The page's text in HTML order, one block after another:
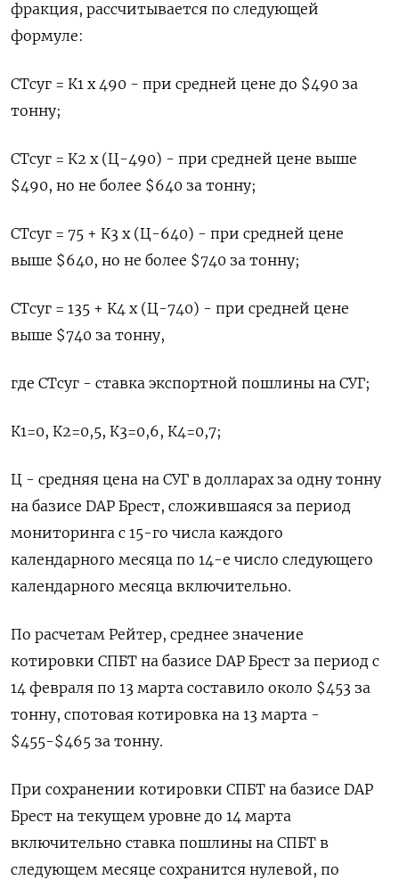
фракция, рассчитывается по следующей
формуле:
СТсуг = К1 x 490 - при средней цене до $490 за
тонну;
СТсуг = К2 x (Ц-490) - при средней цене выше
$490, но не более $640 за тонну;
СТсуг = 75 + К3 x (Ц-640) - при средней цене
выше $640, но не более $740 за тонну;
СТсуг = 135 + К4 x (Ц-740) - при средней цене
выше $740 за тонну,
где СТсуг - ставка экспортной пошлины на СУГ;
К1=0, К2=0,5, К3=0,6, К4=0,7;
Ц - средняя цена на СУГ в долларах за одну тонну
на базисе DAP Брест, сложившаяся за период
мониторинга с 15-го числа каждого
календарного месяца по 14-е число следующего
календарного месяца включительно.
По расчетам Рейтер, среднее значение
котировки СПБТ на базисе DAP Брест за период с
14 февраля по 13 марта составило около $453 за
тонну, спотовая котировка на 13 марта -
$455-$465 за тонну.
При сохранении котировки СПБТ на базисе DAP
Брест на текущем уровне до 14 марта
включительно ставка пошлины на СПБТ в
следующем месяце сохранится нулевой, по